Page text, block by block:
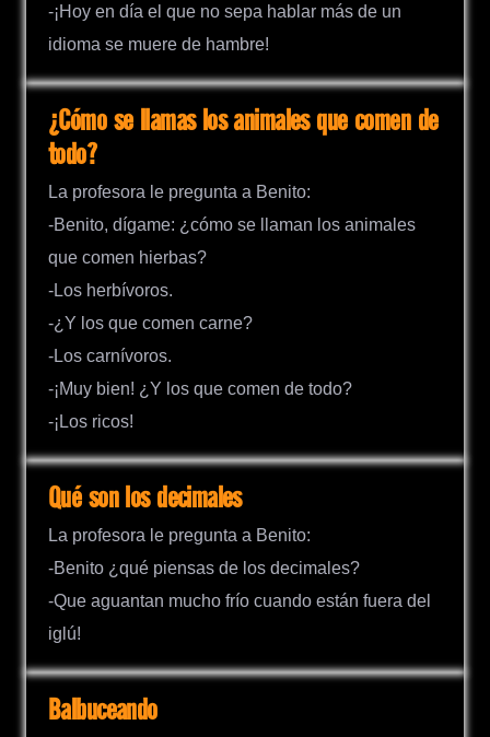
-¡Hoy en día el que no sepa hablar más de un
idioma se muere de hambre!
¿Cómo se llamas los animales que comen de
todo?
La profesora le pregunta a Benito:
-Benito, dígame: ¿cómo se llaman los animales
que comen hierbas?
-Los herbívoros.
-¿Y los que comen carne?
-Los carnívoros.
-¡Muy bien! ¿Y los que comen de todo?
-¡Los ricos!
Qué son los decimales
La profesora le pregunta a Benito:
-Benito ¿qué piensas de los decimales?
-Que aguantan mucho frío cuando están fuera del
iglú!
Balbuceando